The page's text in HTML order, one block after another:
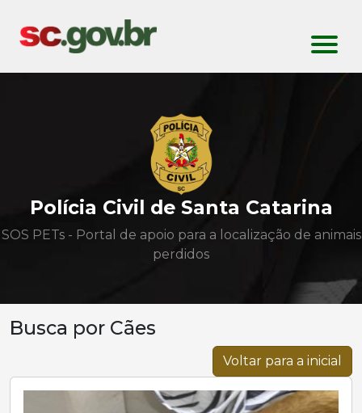
Polícia Civil de Santa Catarina
SOS PETs - Portal de apoio para a localização de animais
perdidos
Busca por Cães
Voltar para a inicial